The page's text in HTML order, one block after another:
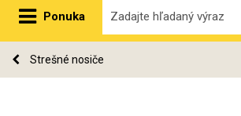
Ponuka
Strešné nosiče